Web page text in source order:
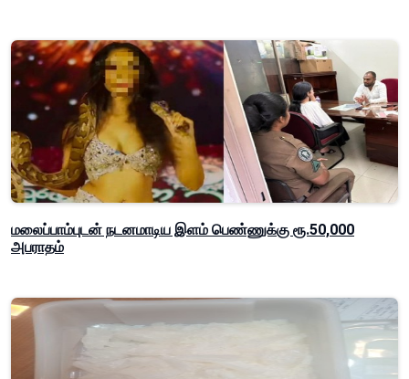
மலைப்பாம்புடன் நடனமாடிய இளம் பெண்ணுக்கு ரூ.50,000
அபராதம்